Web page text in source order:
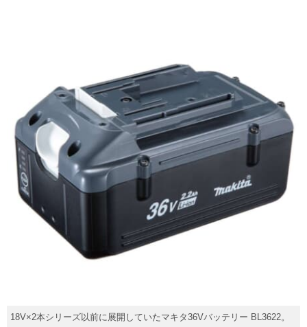
18V×2本シリーズ以前に展開していたマキタ36Vバッテリー BL3622。